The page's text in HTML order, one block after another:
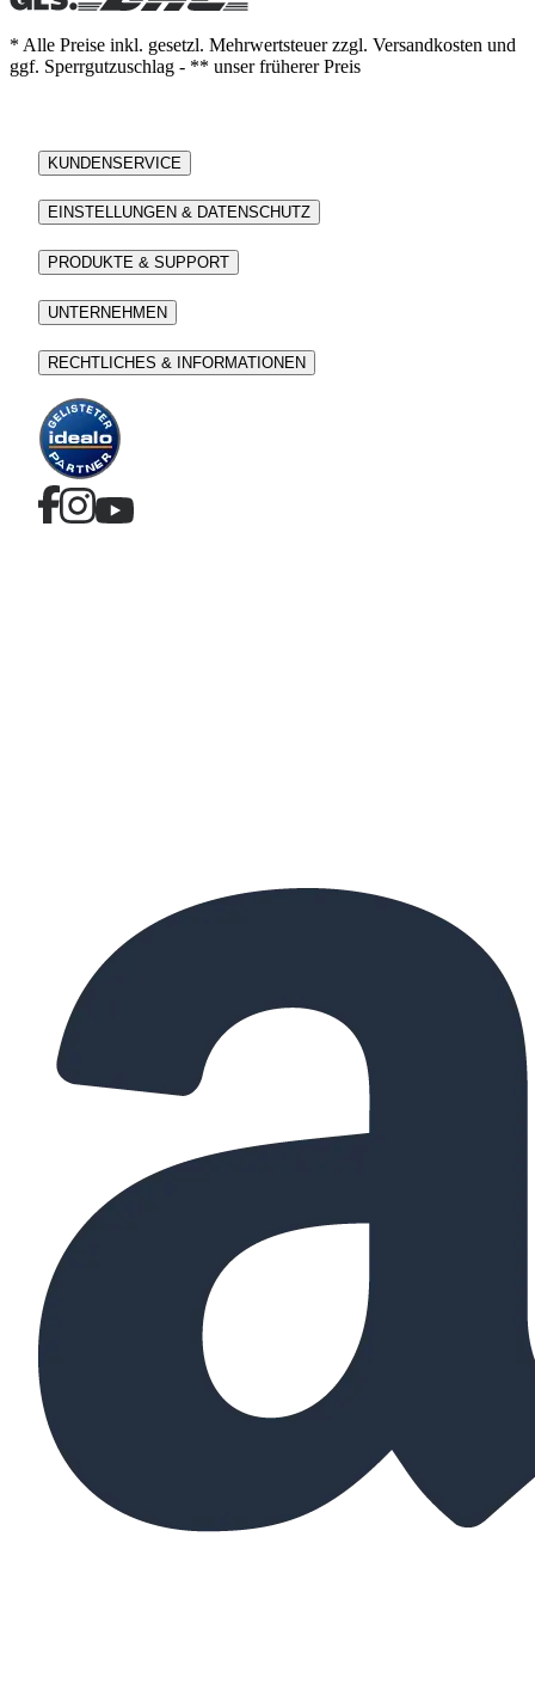
* Alle Preise inkl. gesetzl. Mehrwertsteuer zzgl. Versandkosten und
ggf. Sperrgutzuschlag - ** unser früherer Preis
KUNDENSERVICE
EINSTELLUNGEN & DATENSCHUTZ
PRODUKTE & SUPPORT
UNTERNEHMEN
RECHTLICHES & INFORMATIONEN